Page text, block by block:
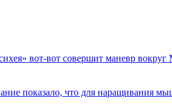
вот-вот совершит маневр вокруг
показало, что для наращивания